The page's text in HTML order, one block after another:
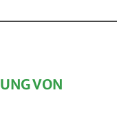
VON